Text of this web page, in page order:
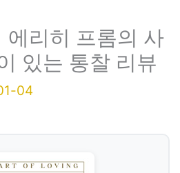
에리히 프롬의 사
있는 통찰 리뷰
04